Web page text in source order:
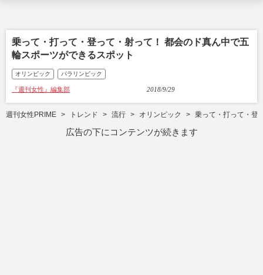
乗って・打って・登って・射って！ 都会のド真ん中で五
輪スポーツができるスポット
オリンピック パラリンピック
『週刊女性』編集部 2018/9/29
週刊女性PRIME トレンド 流行 オリンピック 乗って・打って・登
広告の下にコンテンツが続きます